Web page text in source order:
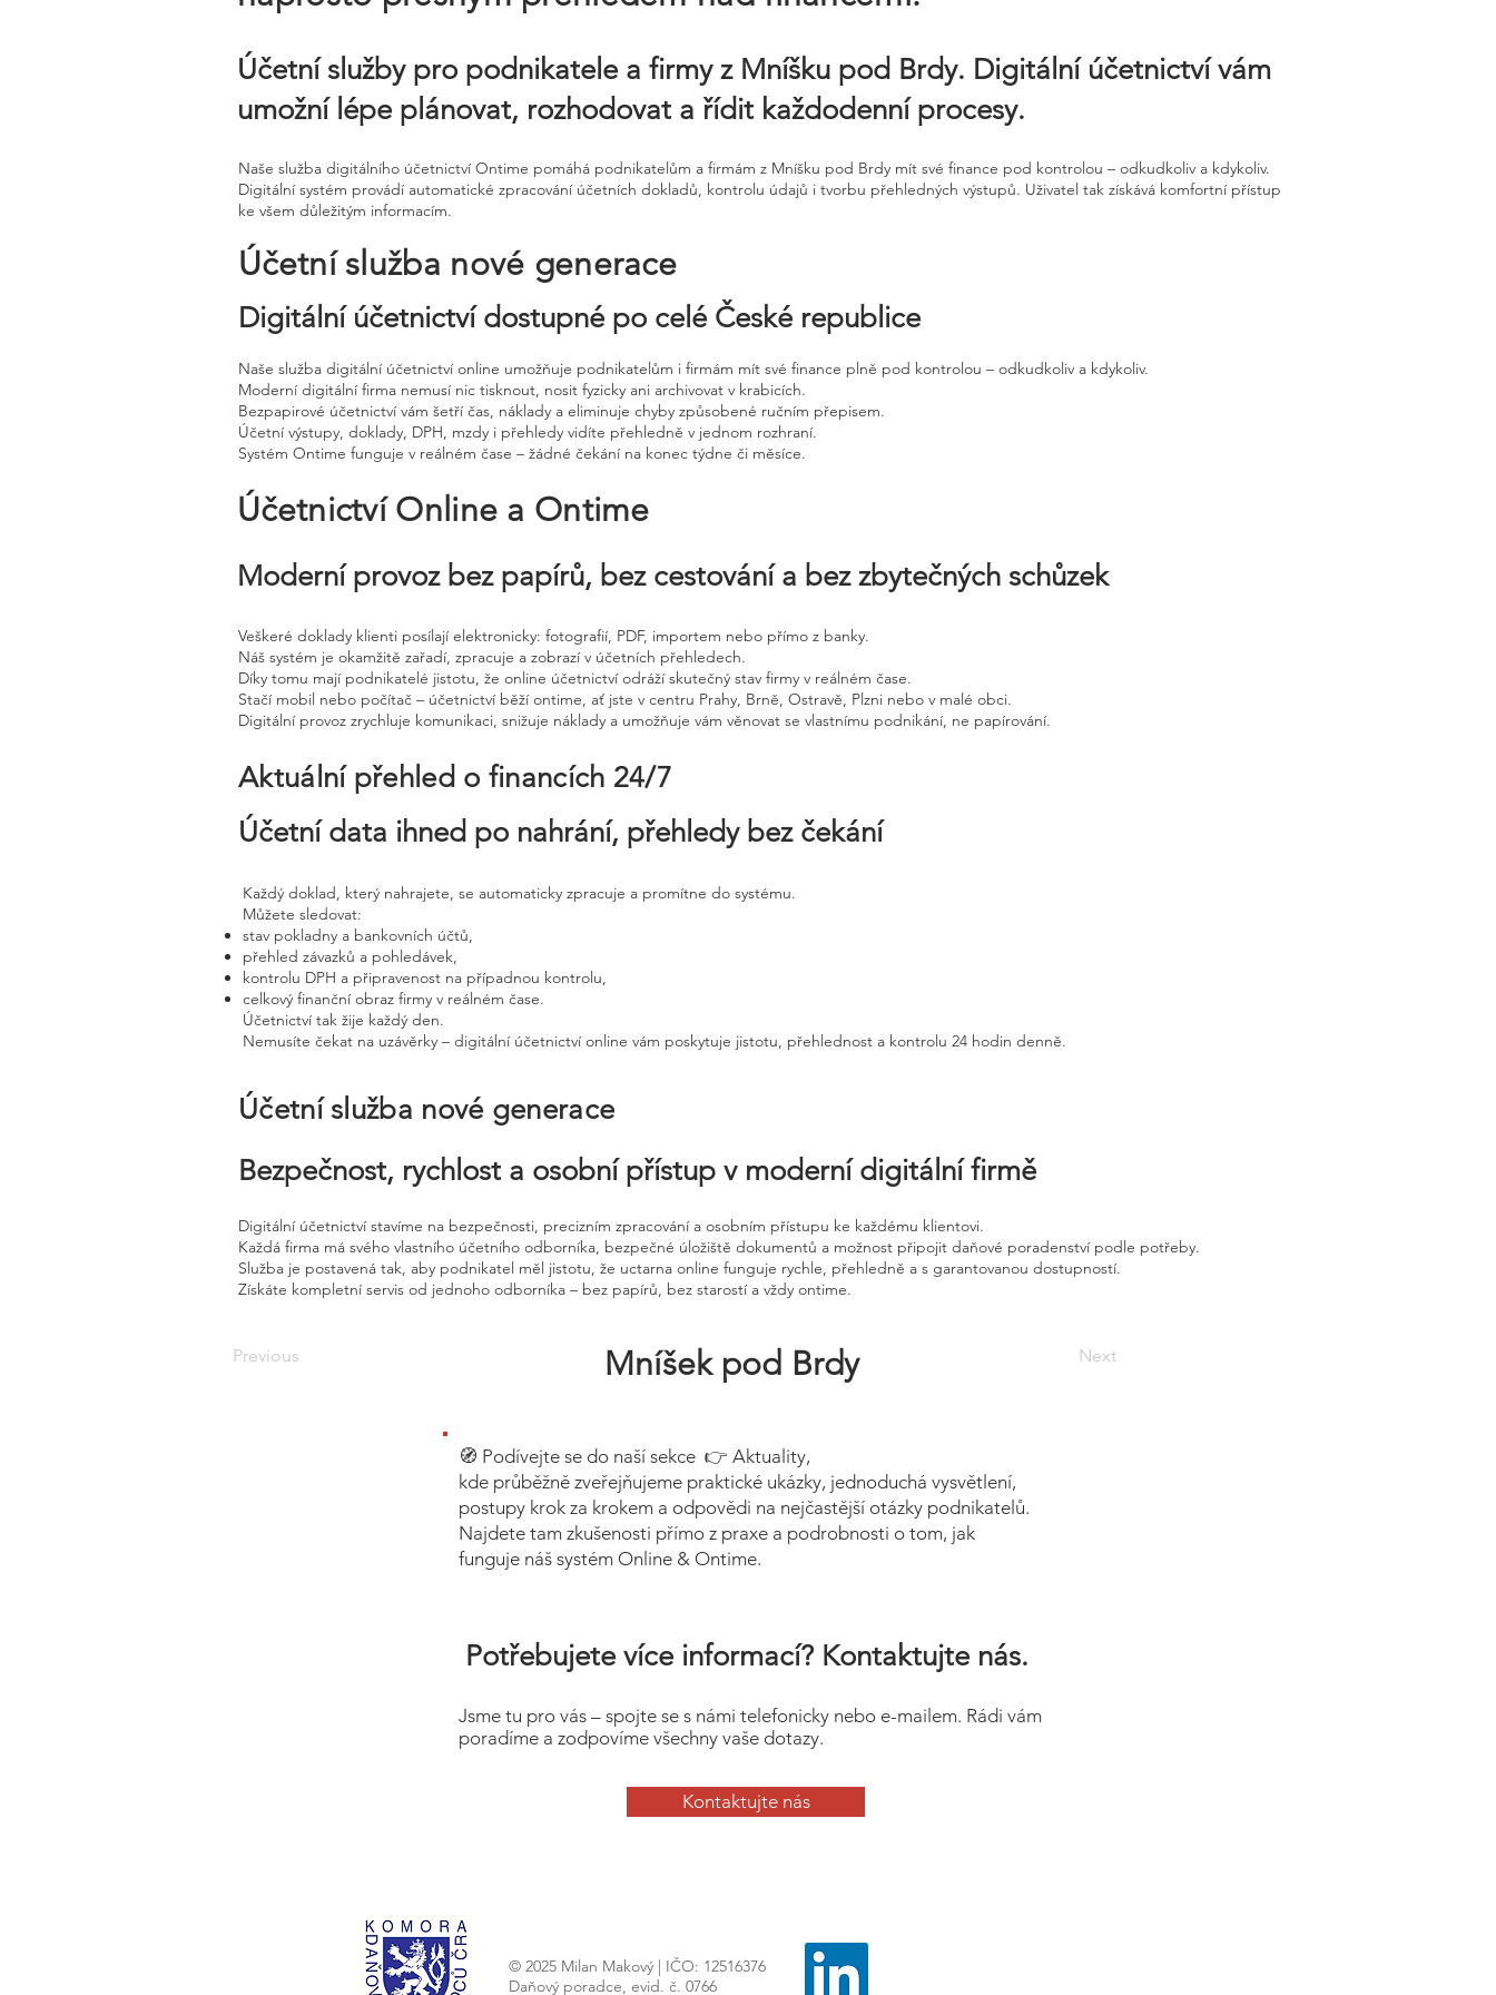
Účetní služby pro podnikatele a firmy z Mníšku pod Brdy. Digitální účetnictví vám
umožní lépe plánovat, rozhodovat a řídit každodenní procesy.
Naše služba digitálního účetnictví Ontime pomáhá podnikatelům a firmám z Mníšku pod Brdy mít své finance pod kontrolou – odkudkoliv a kdykoliv.
Digitální systém provádí automatické zpracování účetních dokladů, kontrolu údajů i tvorbu přehledných výstupů. Uživatel tak získává komfortní přístup
ke všem důležitým informacím.
Účetní služba nové generace
Digitální účetnictví dostupné po celé České republice
Naše služba digitální účetnictví online umožňuje podnikatelům i firmám mít své finance plně pod kontrolou – odkudkoliv a kdykoliv.
Moderní digitální firma nemusí nic tisknout, nosit fyzicky ani archivovat v krabicích.
Bezpapirové účetnictví vám šetří čas, náklady a eliminuje chyby způsobené ručním přepisem.
Účetní výstupy, doklady, DPH, mzdy i přehledy vidíte přehledně v jednom rozhraní.
Systém Ontime funguje v reálném čase – žádné čekání na konec týdne či měsíce.
Účetnictví Online a Ontime
Moderní provoz bez papírů, bez cestování a bez zbytečných schůzek
Veškeré doklady klienti posílají elektronicky: fotografií, PDF, importem nebo přímo z banky.
Náš systém je okamžitě zařadí, zpracuje a zobrazí v účetních přehledech.
Díky tomu mají podnikatelé jistotu, že online účetnictví odráží skutečný stav firmy v reálném čase.
Stačí mobil nebo počítač – účetnictví běží ontime, ať jste v centru Prahy, Brně, Ostravě, Plzni nebo v malé obci.
Digitální provoz zrychluje komunikaci, snižuje náklady a umožňuje vám věnovat se vlastnímu podnikání, ne papírování.
Aktuální přehled o financích 24/7
Účetní data ihned po nahrání, přehledy bez čekání
Každý doklad, který nahrajete, se automaticky zpracuje a promítne do systému.
Můžete sledovat:
stav pokladny a bankovních účtů,
přehled závazků a pohledávek,
kontrolu DPH a připravenost na případnou kontrolu,
celkový finanční obraz firmy v reálném čase.
Účetnictví tak žije každý den.
Nemusíte čekat na uzávěrky – digitální účetnictví online vám poskytuje jistotu, přehlednost a kontrolu 24 hodin denně.
Účetní služba nové generace
Bezpečnost, rychlost a osobní přístup v moderní digitální firmě
Digitální účetnictví stavíme na bezpečnosti, precizním zpracování a osobním přístupu ke každému klientovi.
Každá firma má svého vlastního účetního odborníka, bezpečné úložiště dokumentů a možnost připojit daňové poradenství podle potřeby.
Služba je postavená tak, aby podnikatel měl jistotu, že uctarna online funguje rychle, přehledně a s garantovanou dostupností.
Získáte kompletní servis od jednoho odborníka – bez papírů, bez starostí a vždy ontime.
Previous Next
Mníšek pod Brdy
🧭 Podívejte se do naší sekce 👉 Aktuality,
kde průběžně zveřejňujeme praktické ukázky, jednoduchá vysvětlení,
postupy krok za krokem a odpovědi na nejčastější otázky podnikatelů.
Najdete tam zkušenosti přímo z praxe a podrobnosti o tom, jak
funguje náš systém Online & Ontime.
Potřebujete více informací? Kontaktujte nás.
Jsme tu pro vás – spojte se s námi telefonicky nebo e-mailem. Rádi vám
poradíme a zodpovíme všechny vaše dotazy.
Kontaktujte nás
© 2025 Milan Makový | IČO: 12516376
Daňový poradce, evid. č. 0766